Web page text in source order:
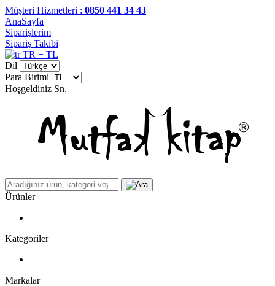
Müşteri Hizmetleri : 0850 441 34 43
AnaSayfa
Siparişlerim
Sipariş Takibi
TR − TL
Dil
Para Birimi
Hoşgeldiniz Sn.
Ürünler
Kategoriler
Markalar